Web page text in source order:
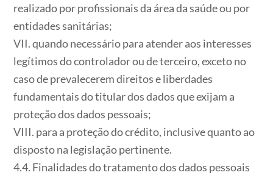
realizado por profissionais da área da saúde ou por
entidades sanitárias;
VII. quando necessário para atender aos interesses
legítimos do controlador ou de terceiro, exceto no
caso de prevalecerem direitos e liberdades
fundamentais do titular dos dados que exijam a
proteção dos dados pessoais;
VIII. para a proteção do crédito, inclusive quanto ao
disposto na legislação pertinente.
4.4. Finalidades do tratamento dos dados pessoais